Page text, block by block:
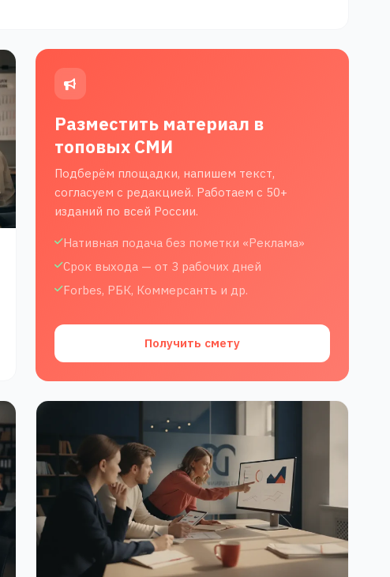
Разместить материал в
топовых СМИ
Подберём площадки, напишем текст,
согласуем с редакцией. Работаем с 50+
изданий по всей России.
Нативная подача без пометки «Реклама»
Срок выхода — от 3 рабочих дней
Forbes, РБК, Коммерсантъ и др.
Получить смету